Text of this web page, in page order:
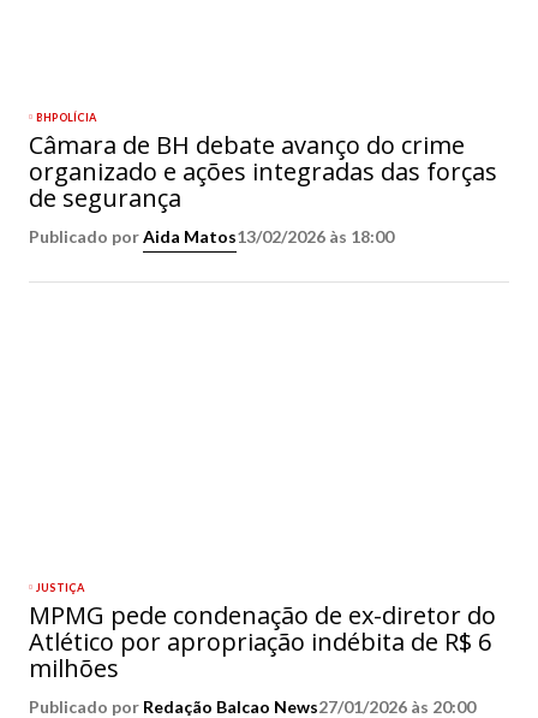
BH POLÍCIA
Câmara de BH debate avanço do crime
organizado e ações integradas das forças
de segurança
Publicado porAida Matos13/02/2026 às 18:00
JUSTIÇA
MPMG pede condenação de ex-diretor do
Atlético por apropriação indébita de R$ 6
milhões
Publicado por Redação Balcao News27/01/2026 às 20:00